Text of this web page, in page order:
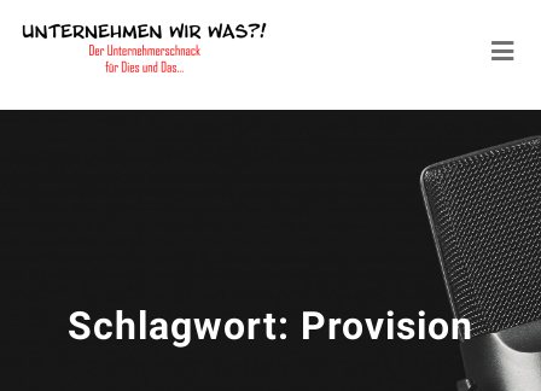
Schlagwort: Provision